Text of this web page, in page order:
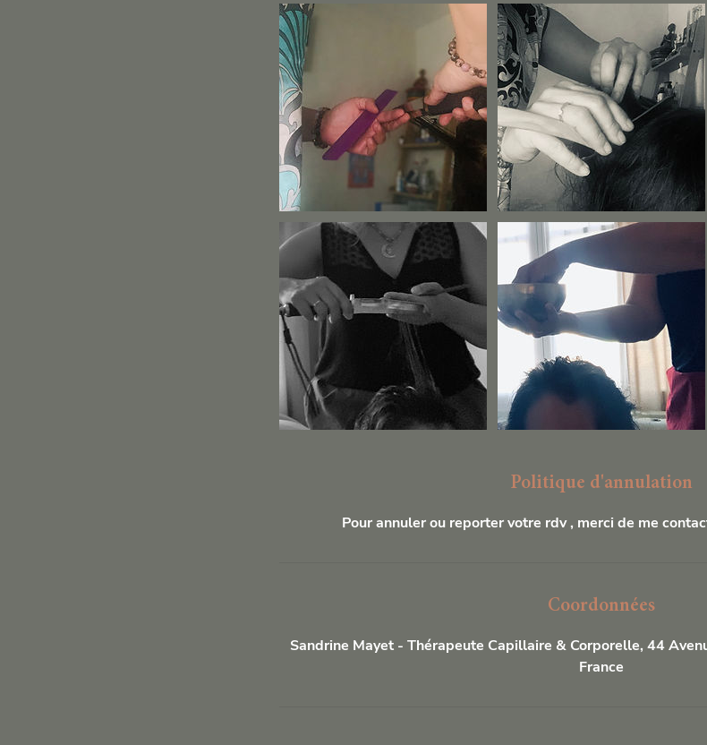
Politique d'annulation
Pour annuler ou reporter votre rdv , merci de me
Coordonnées
Sandrine Mayet - Thérapeute Capillaire & Corporelle, 44
France